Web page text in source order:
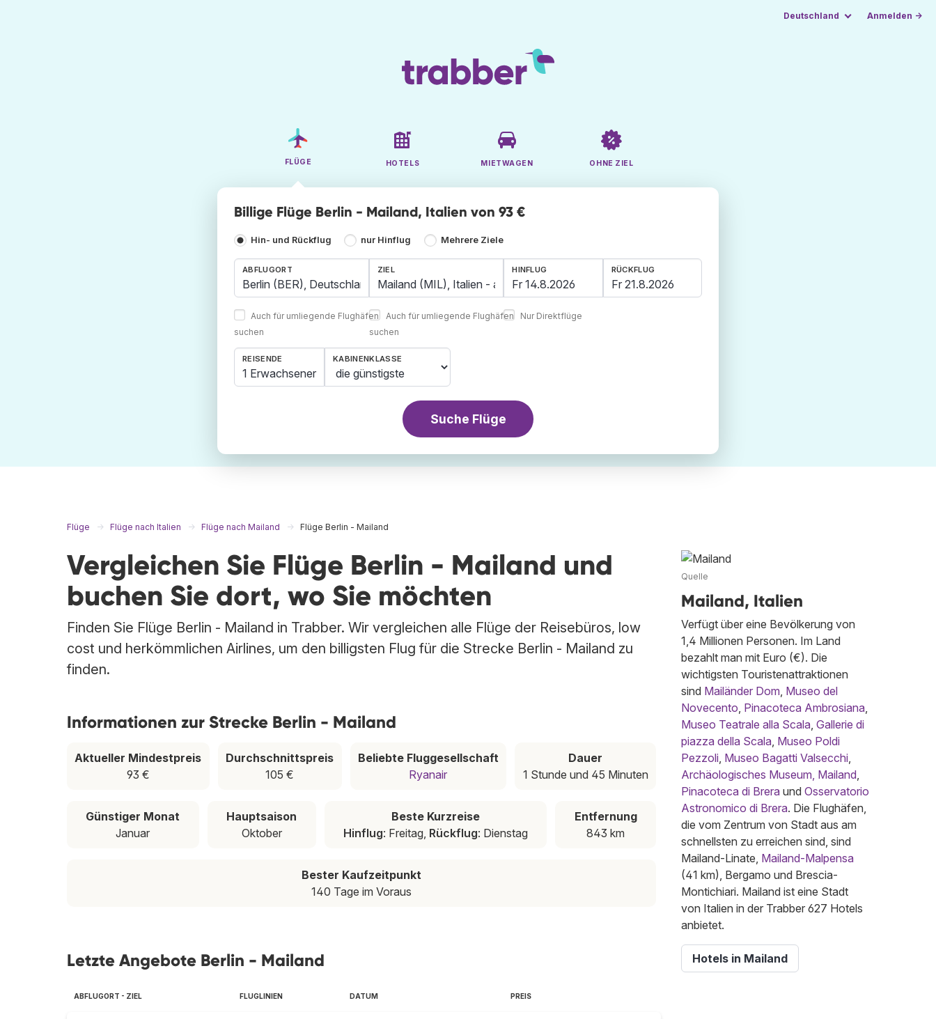
Deutschland Anmelden →
FLÜGE HOTELS MIETWAGEN OHNE ZIEL
Billige Flüge Berlin - Mailand, Italien von 93 €
Hin- und Rückflug nur Hinflug Mehrere Ziele
ABFLUGORT
Auch für umliegende Flughäfen
suchen
ZIEL
Auch für umliegende Flughäfen
suchen
HINFLUG RÜCKFLUG
Nur Direktflüge
REISENDE
1 Erwachsener
KABINENKLASSE
Suche Flüge
Flüge Flüge nach Italien Flüge nach Mailand Flüge Berlin - Mailand
Vergleichen Sie Flüge Berlin - Mailand und
buchen Sie dort, wo Sie möchten
Finden Sie Flüge Berlin - Mailand in Trabber. Wir vergleichen alle Flüge der Reisebüros, low
cost und herkömmlichen Airlines, um den billigsten Flug für die Strecke Berlin - Mailand zu
finden.
Informationen zur Strecke Berlin - Mailand
Aktueller Mindestpreis
93 €
Durchschnittspreis
105 €
Beliebte Fluggesellschaft
Ryanair
Dauer
1 Stunde und 45 Minuten
Günstiger Monat
Januar
Hauptsaison
Oktober
Beste Kurzreise
Hinflug: Freitag, Rückflug: Dienstag
Entfernung
843 km
Bester Kaufzeitpunkt
140 Tage im Voraus
Letzte Angebote Berlin - Mailand
ABFLUGORT - ZIEL FLUGLINIEN DATUM PREIS
Quelle
Mailand, Italien
Verfügt über eine Bevölkerung von
1,4 Millionen Personen. Im Land
bezahlt man mit Euro (€). Die
wichtigsten Touristenattraktionen
sind Mailänder Dom, Museo del
Novecento, Pinacoteca Ambrosiana,
Museo Teatrale alla Scala, Gallerie di
piazza della Scala, Museo Poldi
Pezzoli, Museo Bagatti Valsecchi,
Archäologisches Museum, Mailand,
Pinacoteca di Brera und Osservatorio
Astronomico di Brera. Die Flughäfen,
die vom Zentrum von Stadt aus am
schnellsten zu erreichen sind, sind
Mailand-Linate, Mailand-Malpensa
(41 km), Bergamo und Brescia-
Montichiari. Mailand ist eine Stadt
von Italien in der Trabber 627 Hotels
anbietet.
Hotels in Mailand